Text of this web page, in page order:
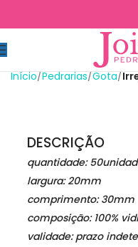
Início Pedrarias Gota
DESCRIÇÃO
quantidade:
largura: 20mm
comprimento: 30mm
composição: 100%
validade: prazo